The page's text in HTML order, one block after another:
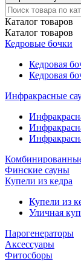
Каталог товаров
Каталог товаров
Кедровые бочки
Кедровая
Кедровая
Инфракрасные
Финские сауны
Купели из кедра
Купели из
Уличная
Парогенераторы
Аксессуары
Фитосборы